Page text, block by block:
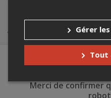
Achat de billets
Merci de confirmer
Gérer
Tout